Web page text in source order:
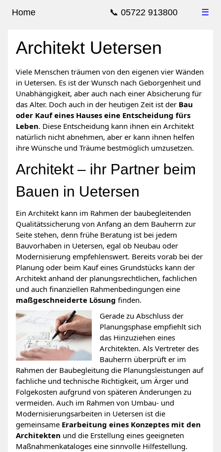
☰
📞 05722 913800
Home
Architekt Uetersen
Viele Menschen träumen von den eigenen vier Wänden
in Uetersen. Es ist der Wunsch nach Geborgenheit und
Unabhängigkeit, aber auch nach einer Absicherung für
das Alter. Doch auch in der heutigen Zeit ist der Bau
oder Kauf eines Hauses eine Entscheidung fürs
Leben. Diese Entscheidung kann ihnen ein Architekt
natürlich nicht abnehmen, aber er kann ihnen helfen
ihre Wünsche und Träume bestmöglich umzusetzen.
Architekt – ihr Partner beim
Bauen in Uetersen
Ein Architekt kann im Rahmen der baubegleitenden
Qualitätssicherung von Anfang an dem Bauherrn zur
Seite stehen, denn frühe Beratung ist bei jedem
Bauvorhaben in Uetersen, egal ob Neubau oder
Modernisierung empfehlenswert. Bereits vorab bei der
Planung oder beim Kauf eines Grundstücks kann der
Architekt anhand der planungsrechtlichen, fachlichen
und auch finanziellen Rahmenbedingungen eine
maßgeschneiderte Lösung finden.
Gerade zu Abschluss der
Planungsphase empfiehlt sich
das Hinzuziehen eines
Architekten. Als Vertreter des
Bauherrn überprüft er im
Rahmen der Baubegleitung die Planungsleistungen auf
fachliche und technische Richtigkeit, um Ärger und
Folgekosten aufgrund von späteren Änderungen zu
vermeiden. Auch im Rahmen von Umbau- und
Modernisierungsarbeiten in Uetersen ist die
gemeinsame Erarbeitung eines Konzeptes mit den
Architekten und die Erstellung eines geeigneten
Maßnahmenkataloges eine sinnvolle Hilfestellung.